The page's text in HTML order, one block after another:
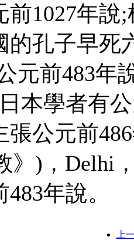
前1027年說
的孔子早死
元前483年
本學者有
公元前
》)，Delhi
年說。
上